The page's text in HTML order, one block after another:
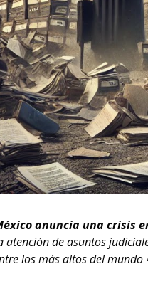
anuncia una crisis
atención de asuntos
los más altos del mundo